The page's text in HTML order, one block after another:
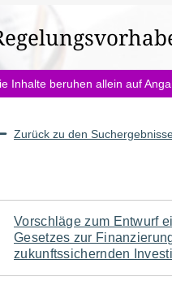
Inhalte beruhen allein auf
Zurück zu den
Navigation
für
Vorschläge zum Entwurf
Gesetzes zur
zukunftssichernden